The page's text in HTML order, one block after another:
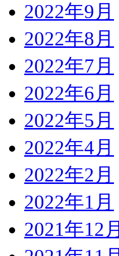
2022年9月
2022年8月
2022年7月
2022年6月
2022年5月
2022年4月
2022年2月
2022年1月
2021年12月